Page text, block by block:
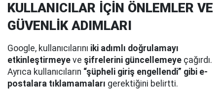
KULLANICILAR İÇİN ÖNLEMLER VE
GÜVENLİK ADIMLARI
Google, kullanıcılarını iki adımlı doğrulamayı
etkinleştirmeye ve şifrelerini güncellemeye çağırdı.
Ayrıca kullanıcıların “şüpheli giriş engellendi” gibi e-
postalara tıklamamaları gerektiğini belirtti.